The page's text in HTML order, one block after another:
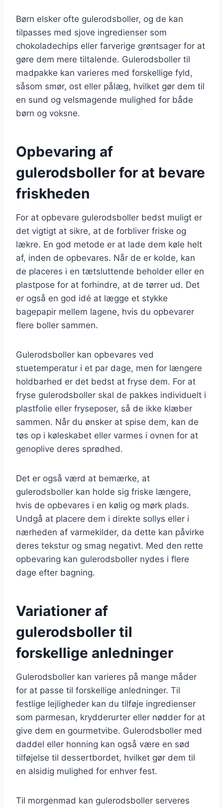
Børn elsker ofte gulerodsboller, og de kan
tilpasses med sjove ingredienser som
chokoladechips eller farverige grøntsager for at
gøre dem mere tiltalende. Gulerodsboller til
madpakke kan varieres med forskellige fyld,
såsom smør, ost eller pålæg, hvilket gør dem til
en sund og velsmagende mulighed for både
børn og voksne.
Opbevaring af
gulerodsboller for at bevare
friskheden
For at opbevare gulerodsboller bedst muligt er
det vigtigt at sikre, at de forbliver friske og
lækre. En god metode er at lade dem køle helt
af, inden de opbevares. Når de er kolde, kan
de placeres i en tætsluttende beholder eller en
plastpose for at forhindre, at de tørrer ud. Det
er også en god idé at lægge et stykke
bagepapir mellem lagene, hvis du opbevarer
flere boller sammen.
Gulerodsboller kan opbevares ved
stuetemperatur i et par dage, men for længere
holdbarhed er det bedst at fryse dem. For at
fryse gulerodsboller skal de pakkes individuelt i
plastfolie eller fryseposer, så de ikke klæber
sammen. Når du ønsker at spise dem, kan de
tøs op i køleskabet eller varmes i ovnen for at
genoplive deres sprødhed.
Det er også værd at bemærke, at
gulerodsboller kan holde sig friske længere,
hvis de opbevares i en kølig og mørk plads.
Undgå at placere dem i direkte sollys eller i
nærheden af varmekilder, da dette kan påvirke
deres tekstur og smag negativt. Med den rette
opbevaring kan gulerodsboller nydes i flere
dage efter bagning.
Variationer af
gulerodsboller til
forskellige anledninger
Gulerodsboller kan varieres på mange måder
for at passe til forskellige anledninger. Til
festlige lejligheder kan du tilføje ingredienser
som parmesan, krydderurter eller nødder for at
give dem en gourmetvibe. Gulerodsboller med
daddel eller honning kan også være en sød
tilføjelse til dessertbordet, hvilket gør dem til
en alsidig mulighed for enhver fest.
Til morgenmad kan gulerodsboller serveres